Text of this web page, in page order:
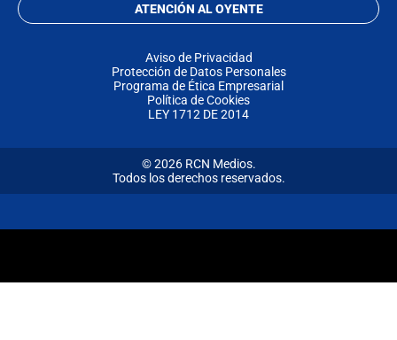
ATENCIÓN AL OYENTE
Aviso de Privacidad
Protección de Datos Personales
Programa de Ética Empresarial
Política de Cookies
LEY 1712 DE 2014
© 2026 RCN Medios.
Todos los derechos reservados.